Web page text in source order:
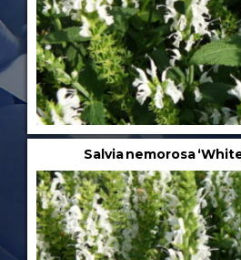
Salvia nemorosa